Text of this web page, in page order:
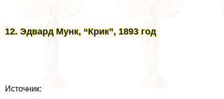
12. Эдвард Мунк, “Крик”, 1893 год
Источник: